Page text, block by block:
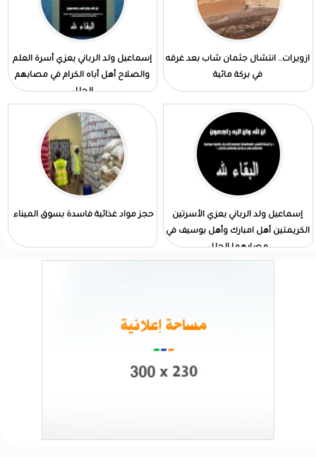
ازويرات.. انتشال جثمان شاب بعد غرقه
في بركة مائية
إسماعيل ولد الرباني يعزي أسرة العلم
والصلاح أهل أباه الكرام في مصابهم
الجلل
إسماعيل ولد الرباني يعزي الأسرتين
الكريمتين أهل امبارك وأهل بوسيف في
مصابهما الجلل
حجز مواد غذائية فاسدة بسوق الميناء